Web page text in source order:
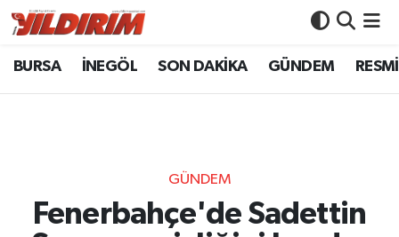
BURSA İNEGÖL SON DAKİKA GÜNDEM
GÜNDEM
Fenerbahçe'de Sadettin
BURSA
GÜNDEM
Bursa Nöbetçi Eczaneler
Bursa Trafik Yoğunluk Haritası